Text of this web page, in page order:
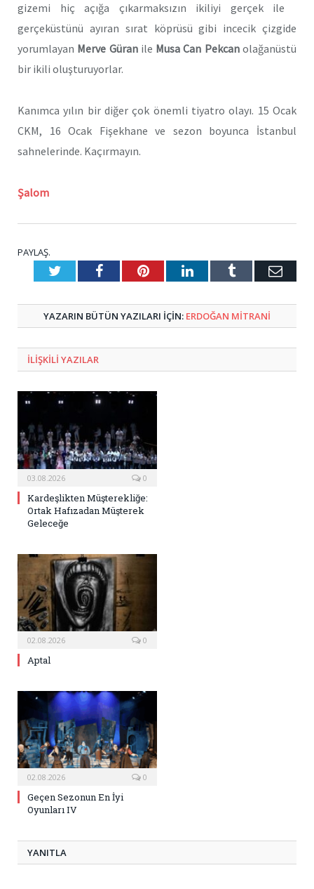
gizemi hiç açığa çıkarmaksızın ikiliyi gerçek ile
gerçeküstünü ayıran sırat köprüsü gibi incecik çizgide
yorumlayan Merve Güranile Musa Can Pekcanolağanüstü
bir ikili oluşturuyorlar.
Kanımca yılın bir diğer çok önemli tiyatro olayı. 15 Ocak
CKM, 16 Ocak Fişekhane ve sezon boyunca İstanbul
sahnelerinde. Kaçırmayın.
Şalom
PAYLAŞ.
TwitterFacebookPinterestLinkedInTumblr E-
YAZARIN BÜTÜN YAZILARI IÇIN: ERDOĞAN MITRANI
ILIŞKILI YAZILAR
03.08.2026 0
Kardeşlikten Müşterekliğe:
Ortak Hafızadan Müşterek
Geleceğe
02.08.2026 0
Aptal
02.08.2026 0
Geçen Sezonun En İyi
Oyunları IV
YANITLA